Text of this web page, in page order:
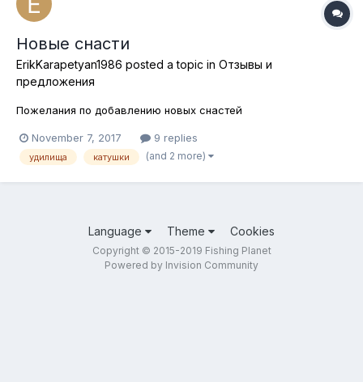
Новые снасти
ErikKarapetyan1986 posted a topic in Отзывы и
предложения
Пожелания по добавлению новых снастей
November 7, 2017 9 replies
удилища катушки (and 2 more)
Language Theme Cookies
Copyright © 2015-2019 Fishing Planet
Powered by Invision Community